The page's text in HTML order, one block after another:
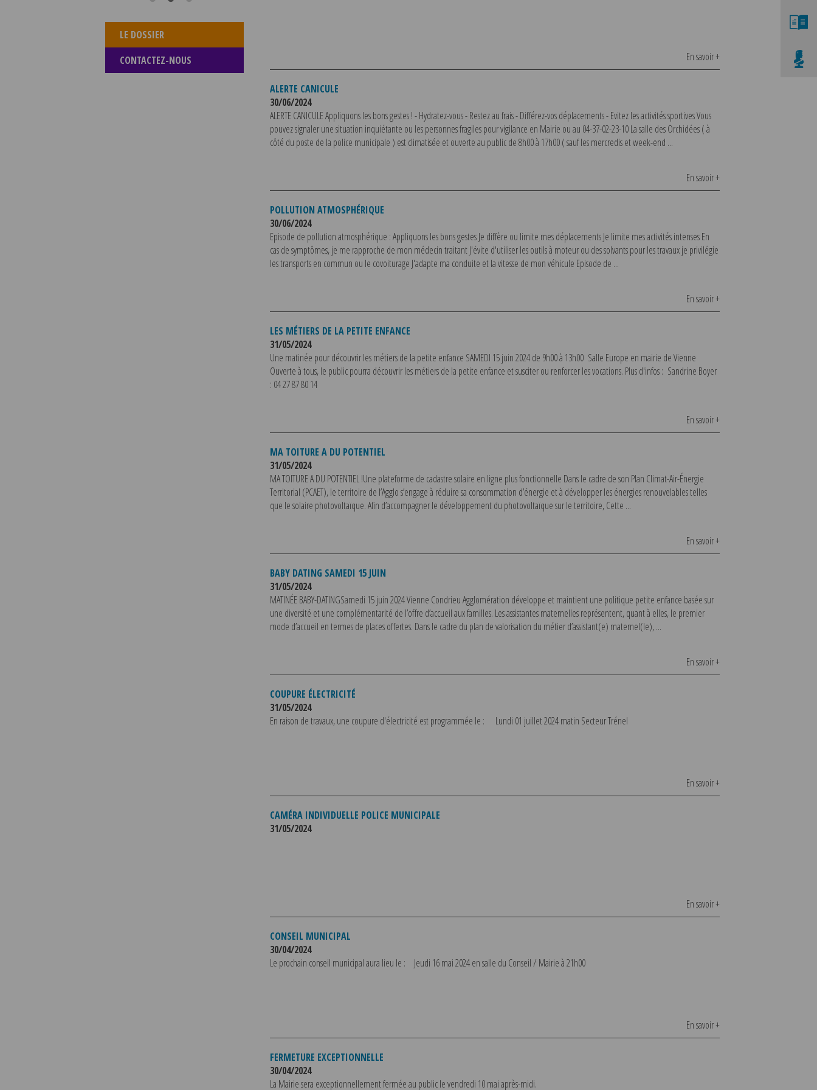
LE DOSSIER
CONTACTEZ-NOUS
En savoir +
ALERTE CANICULE
30/06/2024
ALERTE CANICULE Appliquons les bons gestes ! - Hydratez-vous - Restez au frais - Différez-vos déplacements - Evitez les activités sportives Vous
pouvez signaler une situation inquiétante ou les personnes fragiles pour vigilance en Mairie ou au 04-37-02-23-10 La salle des Orchidées ( à
côté du poste de la police municipale ) est climatisée et ouverte au public de 8h00 à 17h00 ( sauf les mercredis et week-end ...
En savoir +
POLLUTION ATMOSPHÉRIQUE
30/06/2024
Episode de pollution atmosphérique : Appliquons les bons gestes Je diffère ou limite mes déplacements Je limite mes activités intenses En
cas de symptômes, je me rapproche de mon médecin traitant J'évite d'utiliser les outils à moteur ou des solvants pour les travaux je privilégie
les transports en commun ou le covoiturage J'adapte ma conduite et la vitesse de mon véhicule Episode de ...
En savoir +
LES MÉTIERS DE LA PETITE ENFANCE
31/05/2024
Une matinée pour découvrir les métiers de la petite enfance SAMEDI 15 juin 2024 de 9h00 à 13h00 Salle Europe en mairie de Vienne
Ouverte à tous, le public pourra découvrir les métiers de la petite enfance et susciter ou renforcer les vocations. Plus d'infos : Sandrine Boyer
: 04 27 87 80 14
En savoir +
MA TOITURE A DU POTENTIEL
31/05/2024
MA TOITURE A DU POTENTIEL !Une plateforme de cadastre solaire en ligne plus fonctionnelle Dans le cadre de son Plan Climat-Air-Énergie
Territorial (PCAET), le territoire de l’Agglo s’engage à réduire sa consommation d’énergie et à développer les énergies renouvelables telles
que le solaire photovoltaïque. Afin d’accompagner le développement du photovoltaïque sur le territoire, Cette ...
En savoir +
BABY DATING SAMEDI 15 JUIN
31/05/2024
MATINÉE BABY-DATINGSamedi 15 juin 2024 Vienne Condrieu Agglomération développe et maintient une politique petite enfance basée sur
une diversité et une complémentarité de l’offre d’accueil aux familles. Les assistantes maternelles représentent, quant à elles, le premier
mode d’accueil en termes de places offertes. Dans le cadre du plan de valorisation du métier d’assistant(e) maternel(le), ...
En savoir +
COUPURE ÉLECTRICITÉ
31/05/2024
En raison de travaux, une coupure d'électricité est programmée le : Lundi 01 juillet 2024 matin Secteur Trénel
En savoir +
CAMÉRA INDIVIDUELLE POLICE MUNICIPALE
31/05/2024
En savoir +
CONSEIL MUNICIPAL
30/04/2024
Le prochain conseil municipal aura lieu le : Jeudi 16 mai 2024 en salle du Conseil / Mairie à 21h00
En savoir +
FERMETURE EXCEPTIONNELLE
30/04/2024
La Mairie sera exceptionnellement fermée au public le vendredi 10 mai après-midi.